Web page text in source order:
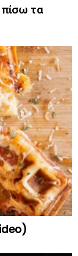
πίσω τα